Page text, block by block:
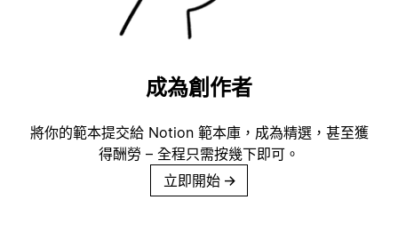
成為創作者
將你的範本提交給 Notion 範本庫，成為精選，甚至獲
得酬勞 – 全程只需按幾下即可。
立即開始 →